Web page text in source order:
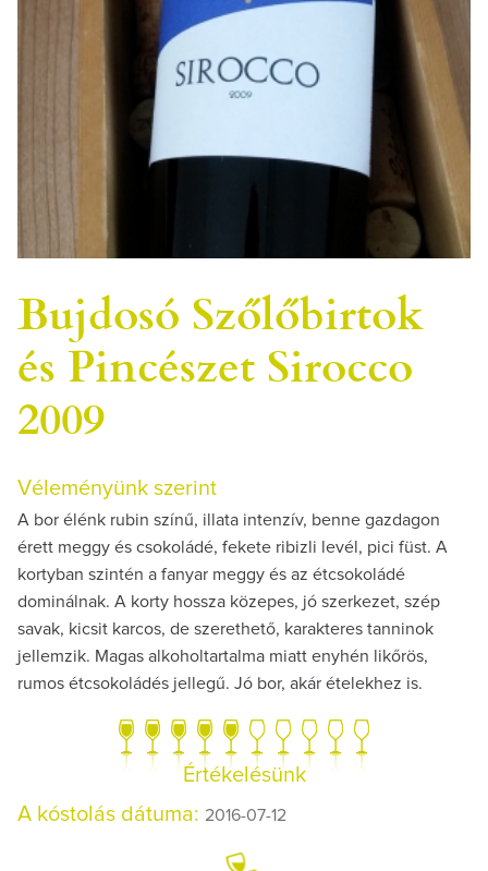
Bujdosó Szőlőbirtok
és Pincészet Sirocco
2009
Véleményünk szerint
A bor élénk rubin színű, illata intenzív, benne gazdagon
érett meggy és csokoládé, fekete ribizli levél, pici füst. A
kortyban szintén a fanyar meggy és az étcsokoládé
dominálnak. A korty hossza közepes, jó szerkezet, szép
savak, kicsit karcos, de szerethető, karakteres tanninok
jellemzik. Magas alkoholtartalma miatt enyhén likőrös,
rumos étcsokoládés jellegű. Jó bor, akár ételekhez is.
Értékelésünk
A kóstolás dátuma: 2016-07-12